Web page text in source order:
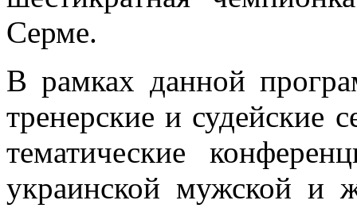
Серме.
В рамках данной
тренерские и судейские
тематические
украинской мужской и